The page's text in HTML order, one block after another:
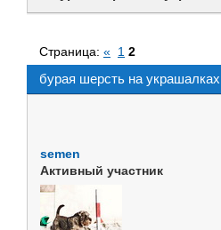
бурая шерсть на украшалках
Страница: « 1 2
semen
Активный участник